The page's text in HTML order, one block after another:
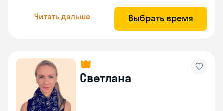
Читать дальше Выбрать время
Светлана